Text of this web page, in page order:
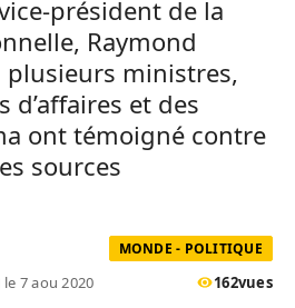
président de la
Raymond
plusieurs ministres,
d’affaires et des
ont témoigné contre
sources
MONDE - POLITIQUE
le 7 aou 2020 162vues